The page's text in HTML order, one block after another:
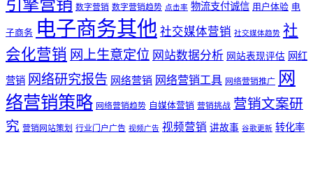
数字营销 数字营销趋势 点击率 物流支付诚信 用户体验 电
子商务 电子商务其他社交媒体营销 社交媒体趋势 社
会化营销 网上生意定位 网站数据分析 网站表现评估 网红
营销 网络研究报告 网络营销 网络营销工具 网络营销推广 网
络营销策略 网络营销趋势 自媒体营销 营销挑战 营销文案研
究 营销网站策划 行业门户广告 视频广告 视频营销 讲故事 谷歌更新 转化率